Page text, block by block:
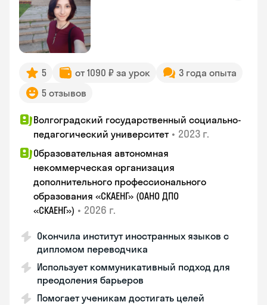
5 от 1090 ₽ за урок
3 года опыта
5 отзывов
Волгоградский государственный социально-
педагогический университет • 2023 г.
Образовательная автономная
некоммерческая организация
дополнительного профессионального
образования «СКАЕНГ» (ОАНО ДПО
«СКАЕНГ») • 2026 г.
Окончила институт иностранных языков с
дипломом переводчика
Использует коммуникативный подход для
преодоления барьеров
Помогает ученикам достигать целей